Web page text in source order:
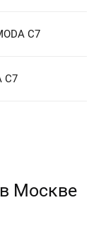
C7
C7
Москве